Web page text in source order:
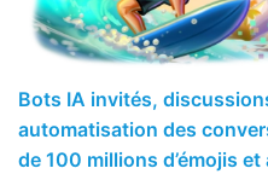
Bots IA invités,
automatisation des
de 100 millions d’émojis